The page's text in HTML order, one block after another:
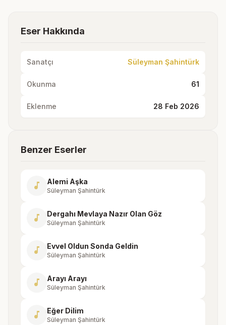
Eser Hakkında
Sanatçı Süleyman Şahintürk
Okunma 61
Eklenme 28 Feb 2026
Benzer Eserler
music_note Alemi Aşka
Süleyman Şahintürk
music_note Dergahı Mevlaya Nazır Olan Göz
Süleyman Şahintürk
music_note Evvel Oldun Sonda Geldin
Süleyman Şahintürk
music_note Arayı Arayı
Süleyman Şahintürk
music_note Eğer Dilim
Süleyman Şahintürk